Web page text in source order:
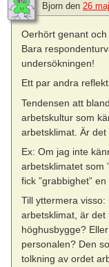
Bjorn den 26
Oerhört genant
Bara
undersökningen!
Ett par andra
Tendensen att
arbetskultur som
arbetsklimat. Är
Ex: Om jag inte
arbetsklimatet som
fick ”grabbighet”
Till yttermera
arbetsklimat, är
höghusbygge?
personalen? Den
tolkning av ordet